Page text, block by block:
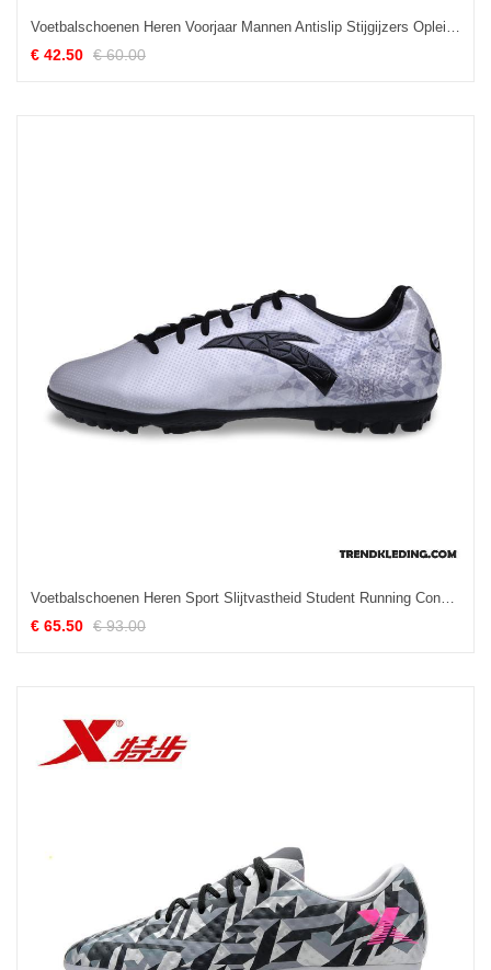
Voetbalschoenen Heren Voorjaar Mannen Antislip Stijgijzers Opleiding Sport Blauw Zilver Licht
€ 42.50 € 60.00
Voetbalschoenen Heren Sport Slijtvastheid Student Running Concurrentie Prairie Grijs
€ 65.50 € 93.00